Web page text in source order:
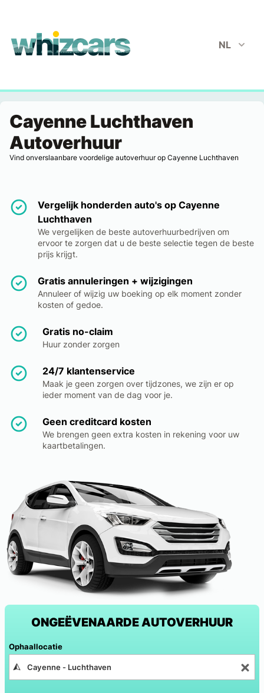
whizcars.com
NL
Cayenne Luchthaven
Autoverhuur
Vind onverslaanbare voordelige autoverhuur op Cayenne Luchthaven
Vergelijk honderden auto's op Cayenne
Luchthaven
We vergelijken de beste autoverhuurbedrijven om
ervoor te zorgen dat u de beste selectie tegen de beste
prijs krijgt.
Gratis annuleringen + wijzigingen
Annuleer of wijzig uw boeking op elk moment zonder
kosten of gedoe.
Gratis no-claim
Huur zonder zorgen
24/7 klantenservice
Maak je geen zorgen over tijdzones, we zijn er op
ieder moment van de dag voor je.
Geen creditcard kosten
We brengen geen extra kosten in rekening voor uw
kaartbetalingen.
ONGEËVENAARDE AUTOVERHUUR
Ophaallocatie